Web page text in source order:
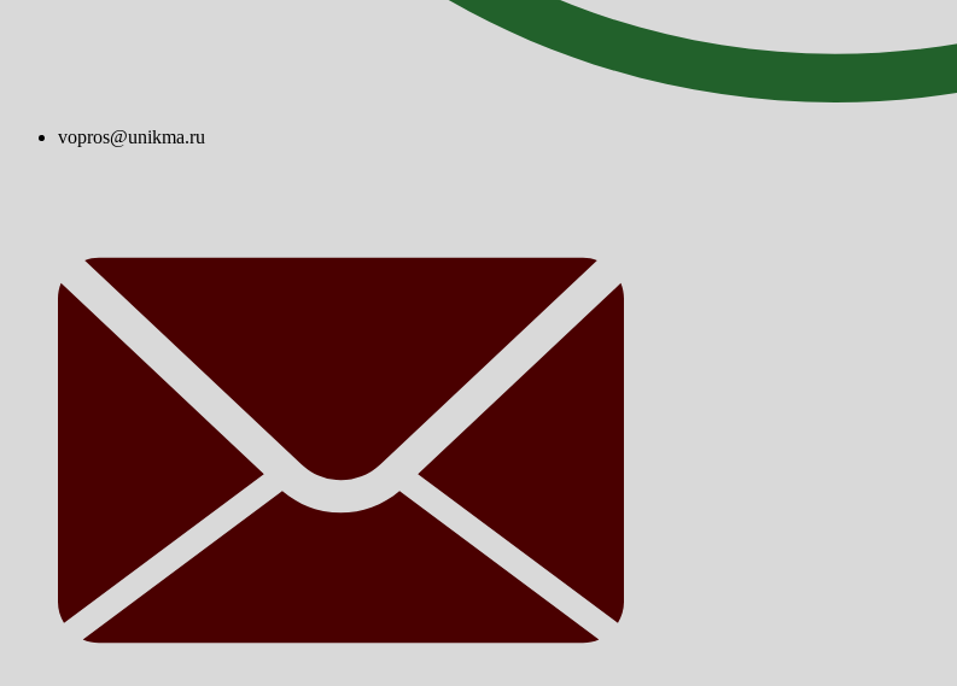
vopros@unikma.ru